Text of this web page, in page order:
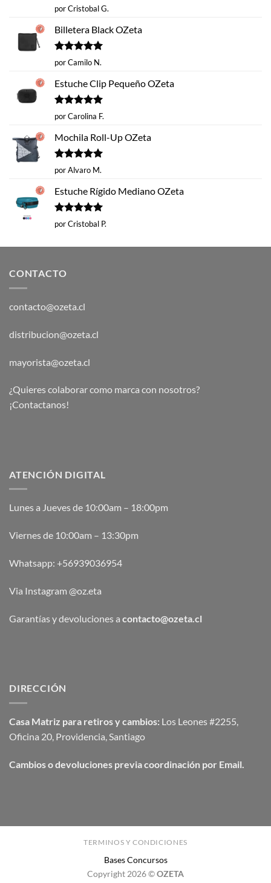
Valorado
con
por Cristobal G.
Billetera Black OZeta
Valorado
con
por Camilo N.
Estuche Clip Pequeño OZeta
Valorado
con
por Carolina F.
Mochila Roll-Up OZeta
Valorado
con
por Alvaro M.
Estuche Rígido Mediano OZeta
Valorado
con
por Cristobal P.
CONTACTO
contacto@ozeta.cl
distribucion@ozeta.cl
mayorista@ozeta.cl
¿Quieres colaborar como marca con nosotros?
¡Contactanos!
ATENCIÓN DIGITAL
Lunes a Jueves de 10:00am – 18:00pm
Viernes de 10:00am – 13:30pm
Whatsapp: +56939036954
Via Instagram @oz.eta
Garantías y devoluciones a contacto@ozeta.cl
DIRECCIÓN
Casa Matriz para retiros y cambios: Los Leones #2255,
Oficina 20, Providencia, Santiago
Cambios o devoluciones previa coordinación por Email.
TERMINOS Y CONDICIONES
Bases Concursos
Copyright 2026 ©OZETA